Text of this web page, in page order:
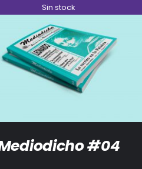
Sin stock
DETALLES
#04